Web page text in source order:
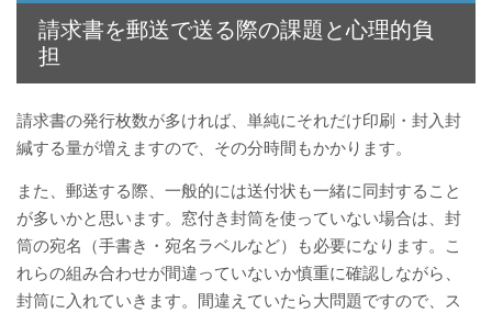
請求書を郵送で送る際の課題と心理的負
担
請求書の発行枚数が多ければ、単純にそれだけ印刷・封入封
緘する量が増えますので、その分時間もかかります。
また、郵送する際、一般的には送付状も一緒に同封すること
が多いかと思います。窓付き封筒を使っていない場合は、封
筒の宛名（手書き・宛名ラベルなど）も必要になります。こ
れらの組み合わせが間違っていないか慎重に確認しながら、
封筒に入れていきます。間違えていたら大問題ですので、ス